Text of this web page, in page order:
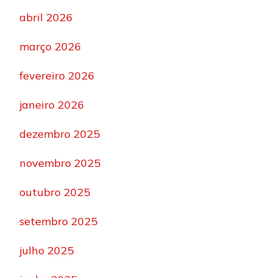
abril 2026
março 2026
fevereiro 2026
janeiro 2026
dezembro 2025
novembro 2025
outubro 2025
setembro 2025
julho 2025